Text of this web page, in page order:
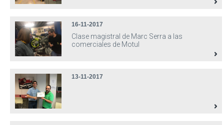
16-11-2017
Clase magistral de Marc Serra a las
comerciales de Motul
13-11-2017